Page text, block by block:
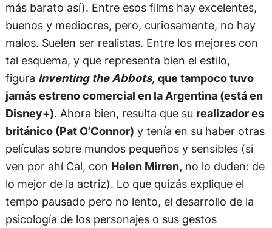
más barato así). Entre esos films hay excelentes,
buenos y mediocres, pero, curiosamente, no hay
malos. Suelen ser realistas. Entre los mejores con
tal esquema, y que representa bien el estilo,
figura Inventing the Abbots, que tampoco tuvo
jamás estreno comercial en la Argentina (está en
Disney+). Ahora bien, resulta que su realizador es
británico (Pat O’Connor) y tenía en su haber otras
películas sobre mundos pequeños y sensibles (si
ven por ahí Cal, con Helen Mirren, no lo duden: de
lo mejor de la actriz). Lo que quizás explique el
tempo pausado pero no lento, el desarrollo de la
psicología de los personajes o sus gestos